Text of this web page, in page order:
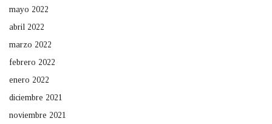
mayo 2022
abril 2022
marzo 2022
febrero 2022
enero 2022
diciembre 2021
noviembre 2021